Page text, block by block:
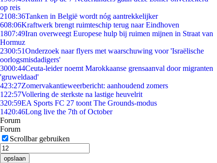
op reis
2108:36Tanken in België wordt nóg aantrekkelijker
608:06Kraftwerk brengt ruimteschip terug naar Eindhoven
1807:49Iran overweegt Europese hulp bij ruimen mijnen in Straat van
Hormuz
2300:51Onderzoek naar flyers met waarschuwing voor 'Israëlische
oorlogsmisdadigers'
3000:44Ceuta-leider noemt Marokkaanse grensaanval door migranten
'gruweldaad'
423:27Zomervakantieweerbericht: aanhoudend zomers
1 22:57Vollering de sterkste na lastige heuvelrit
320:59EA Sports FC 27 toont The Grounds-modus
1420:46Long live the 7th of October
Forum
Forum
Scrollbar gebruiken
opslaan